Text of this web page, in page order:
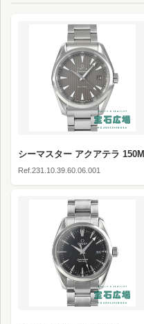
シーマスター アクアテラ 150M
Ref.231.10.39.60.06.001